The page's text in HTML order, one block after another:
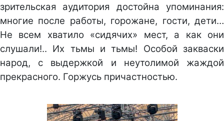
зрительская аудитория достойна упоминания:
многие после работы, горожане, гости, дети…
Не всем хватило «сидячих» мест, а как они
слушали!.. Их тьмы и тьмы! Особой закваски
народ, с выдержкой и неутолимой жаждой
прекрасного. Горжусь причастностью.